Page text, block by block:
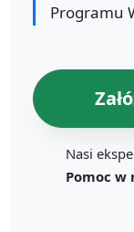
Programu
Nasi
Pomoc w